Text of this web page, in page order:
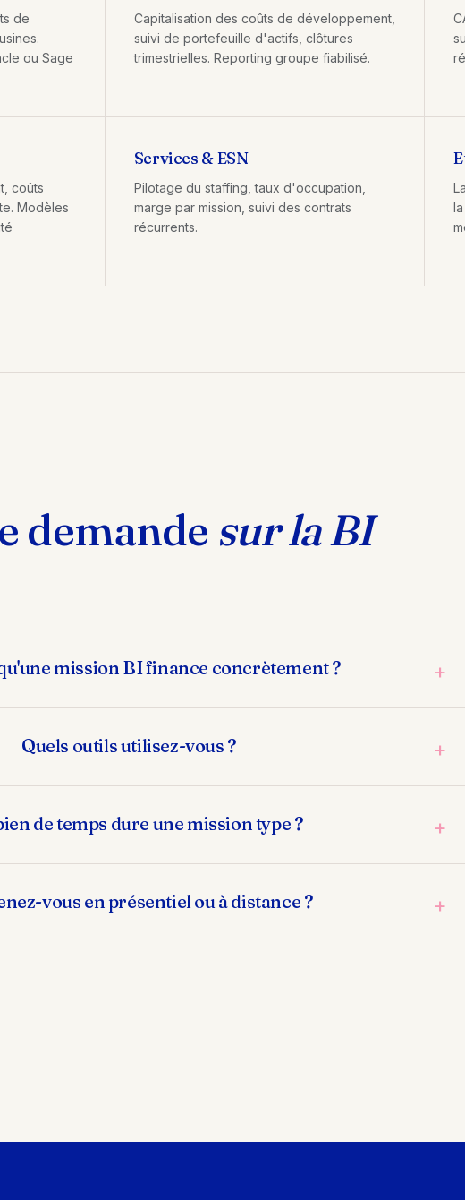
de
ou Sage
Capitalisation des coûts de développement,
suivi de portefeuille d'actifs, clôtures
trimestrielles. Reporting groupe fiabilisé.
coûts
Modèles
Services & ESN
Pilotage du staffing, taux d'occupation,
marge par mission, suivi des contrats
récurrents.
demande sur la BI
mission BI finance concrètement ? +
Quels outils utilisez-vous ? +
de temps dure une mission type ? +
vous en présentiel ou à distance ? +